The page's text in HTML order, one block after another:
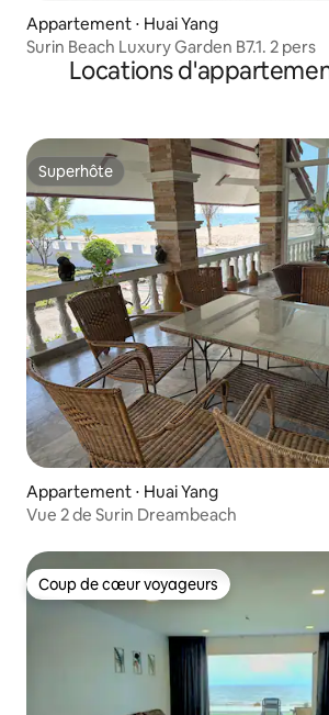
Appartement ⋅ Huai Yang
Surin Beach Luxury Garden B7.1. 2 pers
Locations
Superhôte
Superhôte
Appartement ⋅ Huai Yang
Vue 2 de Surin Dreambeach
Coup de cœur voyageurs
Coup de cœur voyageurs